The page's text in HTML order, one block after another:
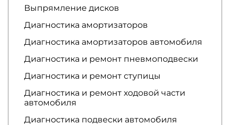
Выпрямление дисков
Диагностика амортизаторов
Диагностика амортизаторов автомобиля
Диагностика и ремонт пневмоподвески
Диагностика и ремонт ступицы
Диагностика и ремонт ходовой части
автомобиля
Диагностика подвески автомобиля